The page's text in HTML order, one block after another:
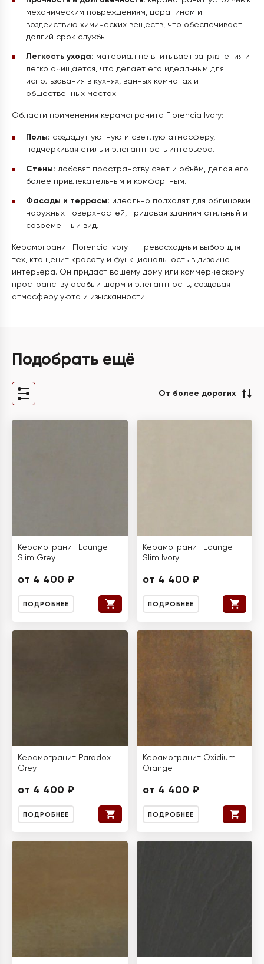
механическим повреждениям, царапинам и
воздействию химических веществ, что обеспечивает
долгий срок службы.
Легкость ухода: материал не впитывает загрязнения и
легко очищается, что делает его идеальным для
использования в кухнях, ванных комнатах и
общественных местах.
Области применения керамогранита Florencia Ivory:
Полы: создадут уютную и светлую атмосферу,
подчёркивая стиль и элегантность интерьера.
Стены: добавят пространству свет и объём, делая его
более привлекательным и комфортным.
Фасады и террасы: идеально подходят для облицовки
наружных поверхностей, придавая зданиям стильный и
современный вид.
Керамогранит Florencia Ivory — превосходный выбор для
тех, кто ценит красоту и функциональность в дизайне
интерьера. Он придаст вашему дому или коммерческому
пространству особый шарм и элегантность, создавая
атмосферу уюта и изысканности.
Подобрать ещё
От более дорогих
Керамогранит Lounge
Slim Grey
от 4 400 ₽
ПОДРОБНЕЕ
Керамогранит Lounge
Slim Ivory
от 4 400 ₽
ПОДРОБНЕЕ
Керамогранит Paradox
Grey
от 4 400 ₽
ПОДРОБНЕЕ
Керамогранит Oxidium
Orange
от 4 400 ₽
ПОДРОБНЕЕ